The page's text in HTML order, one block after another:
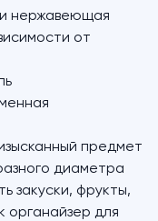
нержавеющая
от
предмет
диаметра
закуски, фрукты,
органайзер для